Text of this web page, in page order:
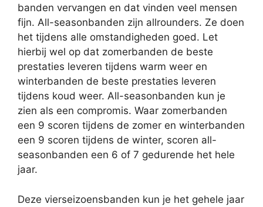
banden vervangen en dat vinden veel mensen
fijn. All-seasonbanden zijn allrounders. Ze doen
het tijdens alle omstandigheden goed. Let
hierbij wel op dat zomerbanden de beste
prestaties leveren tijdens warm weer en
winterbanden de beste prestaties leveren
tijdens koud weer. All-seasonbanden kun je
zien als een compromis. Waar zomerbanden
een 9 scoren tijdens de zomer en winterbanden
een 9 scoren tijdens de winter, scoren all-
seasonbanden een 6 of 7 gedurende het hele
jaar.
Deze vierseizoensbanden kun je het gehele jaar